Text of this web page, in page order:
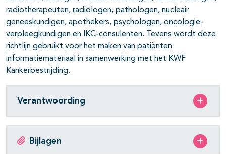
radiotherapeuten, radiologen, pathologen, nucleair
geneeskundigen, apothekers, psychologen, oncologie-
verpleegkundigen en IKC-consulenten. Tevens wordt deze
richtlijn gebruikt voor het maken van patiënten
informatiemateriaal in samenwerking met het KWF
Kankerbestrijding.
Verantwoording
Bijlagen